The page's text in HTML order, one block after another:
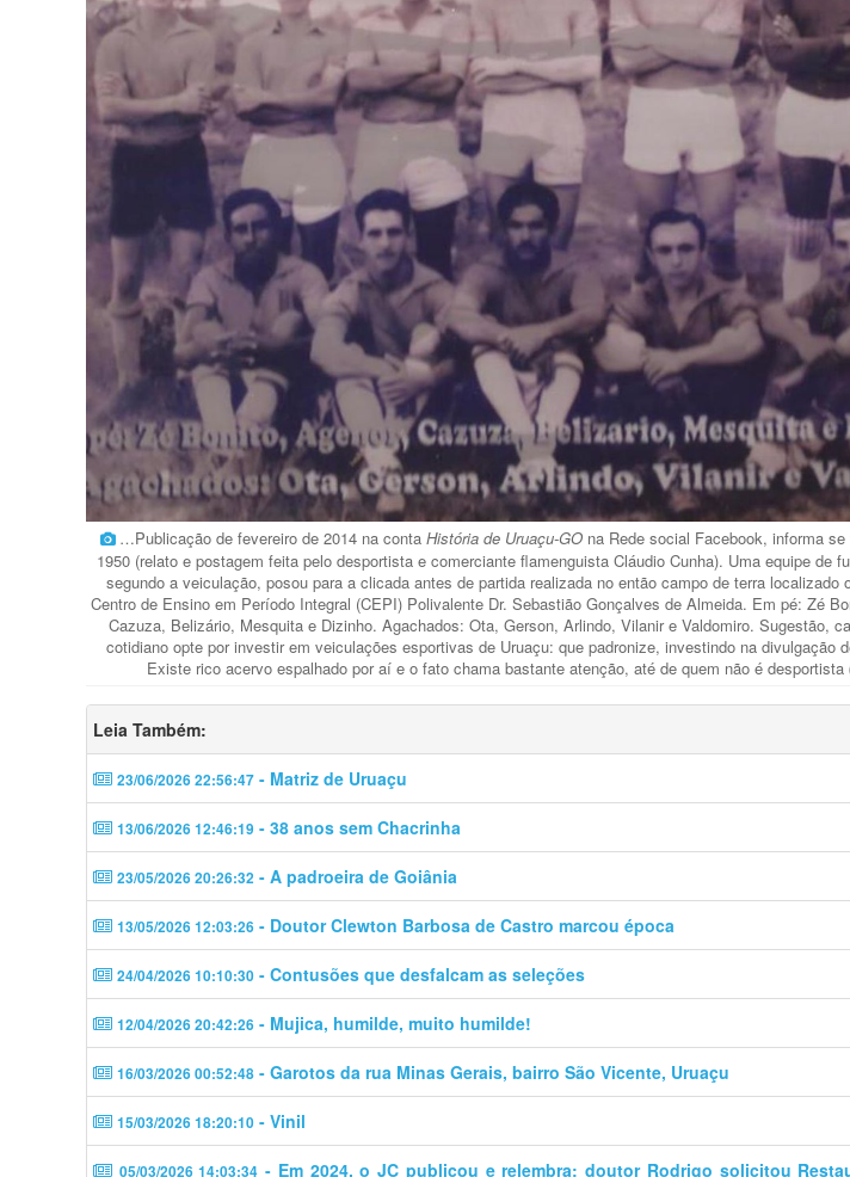
…Publicação de fevereiro de 2014 na contaHistória de Uruaçu-GO na Rede social Facebook, informa
1950 (relato e postagem feita pelo desportista e comerciante flamenguista Cláudio Cunha). Uma equipe de
segundo a veiculação, posou para a clicada antes de partida realizada no então campo de terra localizado
Centro de Ensino em Período Integral (CEPI) Polivalente Dr. Sebastião Gonçalves de Almeida. Em pé: Zé
Cazuza, Belizário, Mesquita e Dizinho. Agachados: Ota, Gerson, Arlindo, Vilanir e Valdomiro. Sugestão,
cotidiano opte por investir em veiculações esportivas de Uruaçu: que padronize, investindo na divulgação
Existe rico acervo espalhado por aí e o fato chama bastante atenção, até de quem não é desportista
Leia Também:
23/06/2026 22:56:47 - Matriz de Uruaçu
13/06/2026 12:46:19 - 38 anos sem Chacrinha
23/05/2026 20:26:32 - A padroeira de Goiânia
13/05/2026 12:03:26 - Doutor Clewton Barbosa de Castro marcou época
24/04/2026 10:10:30 - Contusões que desfalcam as seleções
12/04/2026 20:42:26 - Mujica, humilde, muito humilde!
16/03/2026 00:52:48 - Garotos da rua Minas Gerais, bairro São Vicente, Uruaçu
15/03/2026 18:20:10 - Vinil
05/03/2026 14:03:34 - Em 2024, o JC publicou e relembra: doutor Rodrigo solicitou